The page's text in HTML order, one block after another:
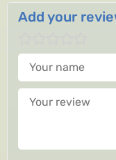
Add your
Your name
Your review